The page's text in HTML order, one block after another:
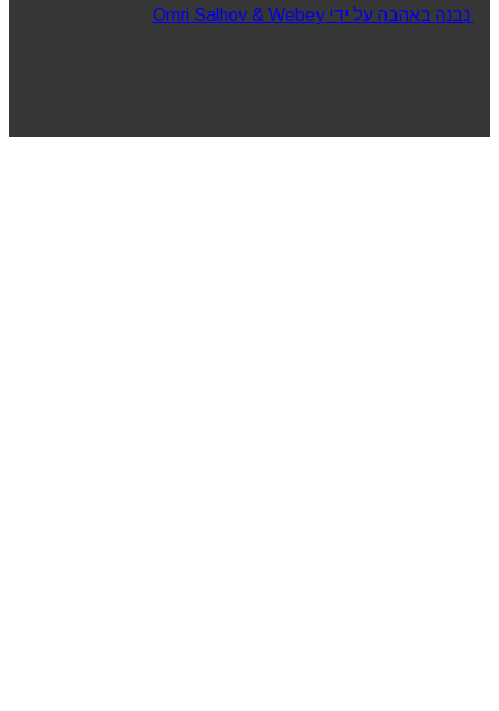
נבנה באהבה על ידי Omri Salhov & Webey